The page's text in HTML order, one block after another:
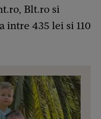
Blt.ro si
intre 435 lei si 110